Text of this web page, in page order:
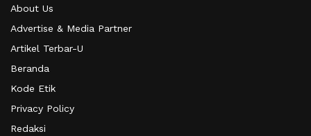
About Us
Advertise & Media Partner
Artikel Terbar-U
Beranda
Kode Etik
Privacy Policy
Redaksi